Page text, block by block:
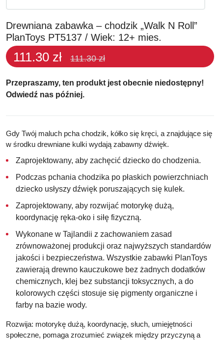
Drewniana zabawka – chodzik „Walk N Roll”
PlanToys PT5137 / Wiek: 12+ mies.
111.30 zł 111.30 zł
Przepraszamy, ten produkt jest obecnie niedostępny!
Odwiedź nas później.
Gdy Twój maluch pcha chodzik, kółko się kręci, a znajdujące się
w środku drewniane kulki wydają zabawny dźwięk.
Zaprojektowany, aby zachęcić dziecko do chodzenia.
Podczas pchania chodzika po płaskich powierzchniach
dziecko usłyszy dźwięk poruszających się kulek.
Zaprojektowany, aby rozwijać motorykę dużą,
koordynację ręka-oko i siłę fizyczną.
Wykonane w Tajlandii z zachowaniem zasad
zrównoważonej produkcji oraz najwyższych standardów
jakości i bezpieczeństwa. Wszystkie zabawki PlanToys
zawierają drewno kauczukowe bez żadnych dodatków
chemicznych, klej bez substancji toksycznych, a do
kolorowych części stosuje się pigmenty organiczne i
farby na bazie wody.
Rozwija: motorykę dużą, koordynację, słuch, umiejętności
społeczne, pomaga zrozumieć związek między przyczyną a